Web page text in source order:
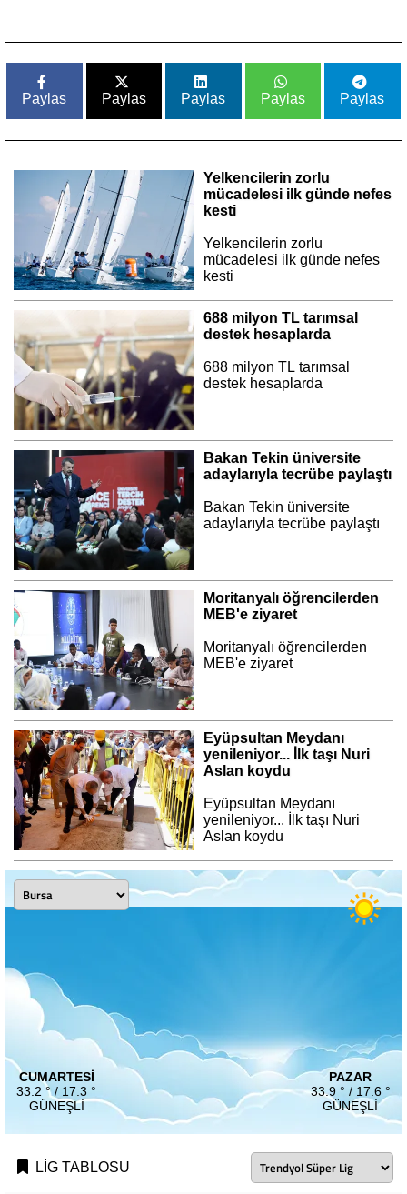
Paylas Paylas Paylas Paylas Paylas
Yelkencilerin zorlu
mücadelesi ilk günde nefes
kesti
Yelkencilerin zorlu
mücadelesi ilk günde nefes
kesti
688 milyon TL tarımsal
destek hesaplarda
688 milyon TL tarımsal
destek hesaplarda
Bakan Tekin üniversite
adaylarıyla tecrübe paylaştı
Bakan Tekin üniversite
adaylarıyla tecrübe paylaştı
Moritanyalı öğrencilerden
MEB'e ziyaret
Moritanyalı öğrencilerden
MEB'e ziyaret
Eyüpsultan Meydanı
yenileniyor... İlk taşı Nuri
Aslan koydu
Eyüpsultan Meydanı
yenileniyor... İlk taşı Nuri
Aslan koydu
CUMARTESI
33.2 ° / 17.3 °
GÜNEŞLI
PAZAR
33.9 ° / 17.6 °
GÜNEŞLI
LİG TABLOSU